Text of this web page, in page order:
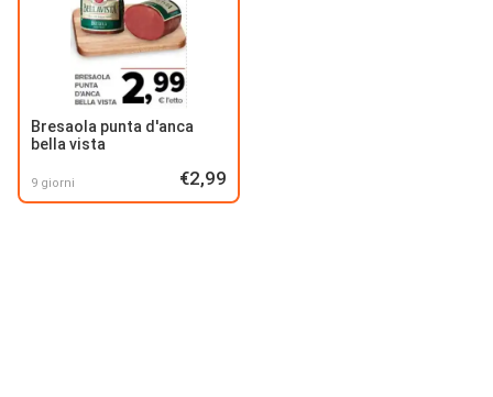
Bresaola punta d'anca
bella vista
9 giorni €2,99